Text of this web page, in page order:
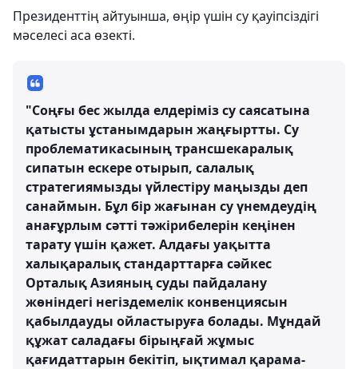
Президенттің айтуынша, өңір үшін су қауіпсіздігі
мәселесі аса өзекті.
"Соңғы бес жылда елдеріміз су саясатына
қатысты ұстанымдарын жаңғыртты. Су
проблематикасының трансшекаралық
сипатын ескере отырып, салалық
стратегиямызды үйлестіру маңызды деп
санаймын. Бұл бір жағынан су үнемдеудің
анағұрлым сәтті тәжірибелерін кеңінен
тарату үшін қажет. Алдағы уақытта
халықаралық стандарттарға сәйкес
Орталық Азияның суды пайдалану
жөніндегі негіздемелік конвенциясын
қабылдауды ойластыруға болады. Мұндай
құжат саладағы бірыңғай жұмыс
қағидаттарын бекітіп, ықтимал қарама-